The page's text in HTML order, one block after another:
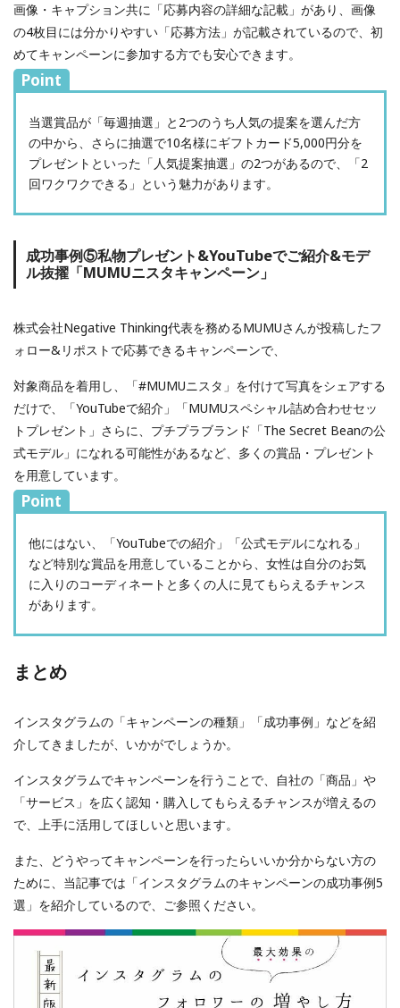
画像・キャプション共に「応募内容の詳細な記載」があり、画像
の4枚目には分かりやすい「応募方法」が記載されているので、初
めてキャンペーンに参加する方でも安心できます。
Point
当選賞品が「毎週抽選」と2つのうち人気の提案を選んだ方
の中から、さらに抽選で10名様にギフトカード5,000円分を
プレゼントといった「人気提案抽選」の2つがあるので、「2
回ワクワクできる」という魅力があります。
成功事例⑤私物プレゼント&YouTubeでご紹介&モデ
ル抜擢「MUMUニスタキャンペーン」
株式会社Negative Thinking代表を務めるMUMUさんが投稿したフ
ォロー&リポストで応募できるキャンペーンで、
対象商品を着用し、「#MUMUニスタ」を付けて写真をシェアする
だけで、「YouTubeで紹介」「MUMUスペシャル詰め合わせセッ
トプレゼント」さらに、プチプラブランド「The Secret Beanの公
式モデル」になれる可能性があるなど、多くの賞品・プレゼント
を用意しています。
Point
他にはない、「YouTubeでの紹介」「公式モデルになれる」
など特別な賞品を用意していることから、女性は自分のお気
に入りのコーディネートと多くの人に見てもらえるチャンス
があります。
まとめ
インスタグラムの「キャンペーンの種類」「成功事例」などを紹
介してきましたが、いかがでしょうか。
インスタグラムでキャンペーンを行うことで、自社の「商品」や
「サービス」を広く認知・購入してもらえるチャンスが増えるの
で、上手に活用してほしいと思います。
また、どうやってキャンペーンを行ったらいいか分からない方の
ために、当記事では「インスタグラムのキャンペーンの成功事例5
選」を紹介しているので、ご参照ください。